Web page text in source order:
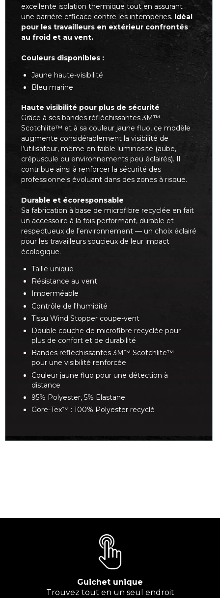
excellente isolation thermique tout en assurant
une barrière efficace contre les intempéries. Idéal
pour les travailleurs en extérieur confrontés
au froid et au vent.
Couleurs disponibles :
Jaune haute-visibilité
Bleu marine
Haute visibilité pour plus de sécurité
Grâce à ses bandes réfléchissantes 3M™
Scotchlite™ et à sa couleur jaune fluo, ce modèle
augmente considérablement la visibilité de
l’utilisateur, même en faible luminosité (aube,
crépuscule ou environnements peu éclairés). Il
contribue ainsi à renforcer la sécurité des
professionnels évoluant dans des zones à risque.
Durable et écoresponsable
Sa fabrication à base de microfibre recyclée en fait
un accessoire à la fois performant, durable et
respectueux de l’environnement — un choix éclairé
pour les travailleurs soucieux de leur impact
écologique.
Taille unique
Résistance au vent
Imperméable
Contrôle de l'humidité
Tissu Wind Stopper coupe-vent
Double couche de microfibre recyclée pour
plus de confort et de durabilité
Bandes réfléchissantes 3M™ Scotchlite™
pour une visibilité renforcée
Couleur jaune fluo pour une détection à
distance
95% Polyester, 5% Elastane.
Gore-Tex™ : 100% Polyester recyclé
Guichet unique
Trouvez tout en un seul endroit